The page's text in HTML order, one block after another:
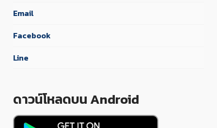
Email
Facebook
Line
ดาวน์โหลดบน Android